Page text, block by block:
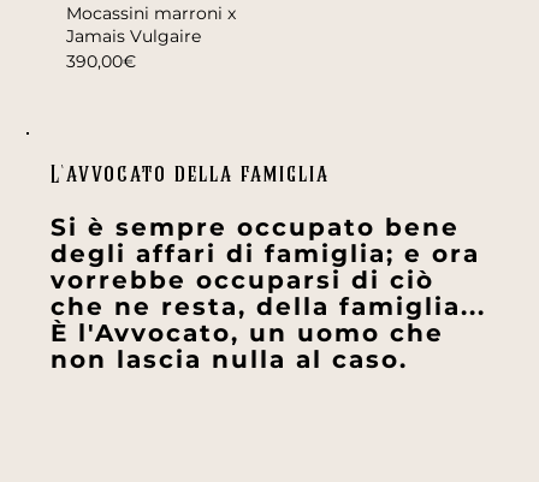
Mocassini marroni x
Jamais Vulgaire
390,00€
L'avvocato della famiglia
Si è sempre occupato bene
degli affari di famiglia; e ora
vorrebbe occuparsi di ciò
che ne resta, della famiglia...
È l'Avvocato, un uomo che
non lascia nulla al caso.